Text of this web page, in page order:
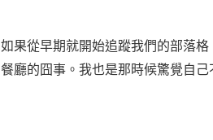
如果從早期就開始追蹤我們的部落
餐廳的囧事。我也是那時候驚覺自